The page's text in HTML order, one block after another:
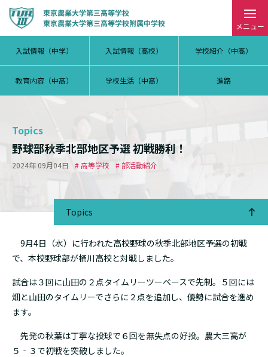
入試情報（中学） 入試情報（高校） 学校紹介（中高）
教育内容（中高） 学校生活（中高） 進路
メニュー
Topics
野球部秋季北部地区予選 初戦勝利！
2024年 09月04日 # 高等学校 # 部活動紹介
Topics
9月4日（水）に行われた高校野球の秋季北部地区予選の初戦
で、本校野球部が桶川高校と対戦しました。
試合は３回に山田の２点タイムリーツーベースで先制。５回には
畑と山田のタイムリーでさらに２点を追加し、優勢に試合を進め
ます。
先発の秋葉は丁寧な投球で６回を無失点の好投。農大三高が
５‐３で初戦を突破しました。